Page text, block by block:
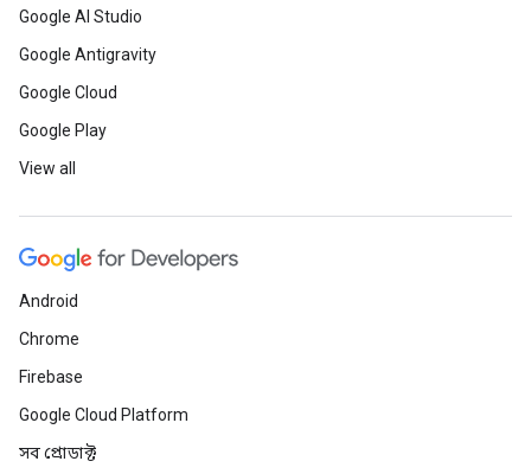
Google AI Studio
Google Antigravity
Google Cloud
Google Play
View all
Android
Chrome
Firebase
Google Cloud Platform
সব প্রোডাক্ট